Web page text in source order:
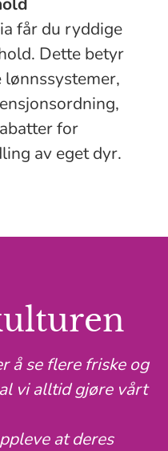
får du ryddige
Dette betyr
for
av eget dyr.
å se flere friske og
vi alltid gjøre vårt
at deres